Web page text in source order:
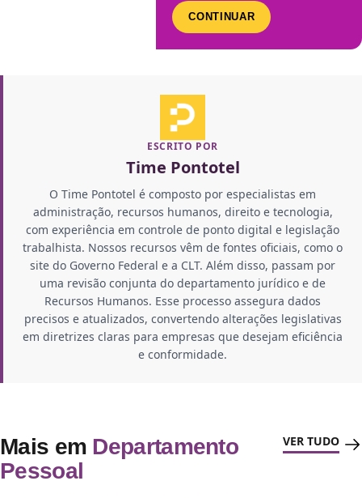
CONTINUAR
ESCRITO POR
Time Pontotel
O Time Pontotel é composto por especialistas em
administração, recursos humanos, direito e tecnologia,
com experiência em controle de ponto digital e legislação
trabalhista. Nossos recursos vêm de fontes oficiais, como o
site do Governo Federal e a CLT. Além disso, passam por
uma revisão conjunta do departamento jurídico e de
Recursos Humanos. Esse processo assegura dados
precisos e atualizados, convertendo alterações legislativas
em diretrizes claras para empresas que desejam eficiência
e conformidade.
Mais em Departamento
Pessoal
VER TUDO